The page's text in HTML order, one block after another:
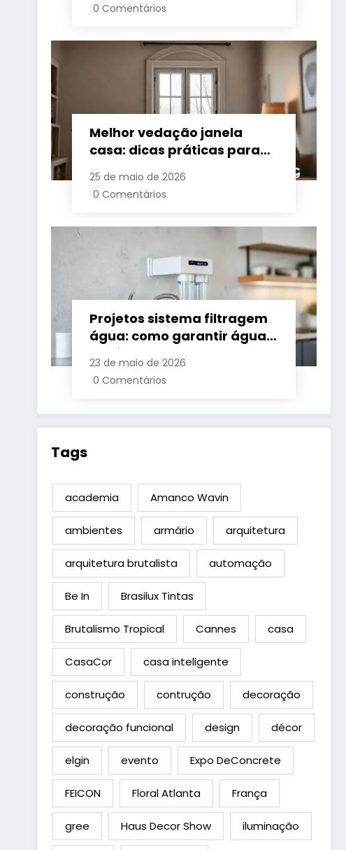
0 Comentários
Melhor vedação janela
casa: dicas práticas para
25 de maio de 2026
0 Comentários
Projetos sistema filtragem
água: como garantir água
potável em casa
23 de maio de 2026
0 Comentários
Tags
academia Amanco Wavin
ambientes armário arquitetura
arquitetura brutalista automação
Be In Brasilux Tintas
Brutalismo Tropical Cannes casa
CasaCor casa inteligente
construção contrução decoração
decoração funcional design décor
elgin evento Expo DeConcrete
FEICON Floral Atlanta França
gree Haus Decor Show iluminação